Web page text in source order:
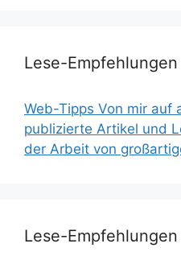
Lese-Empfehlungen
Web-Tipps Von mir auf
publizierte Artikel und
der Arbeit von
Lese-Empfehlungen